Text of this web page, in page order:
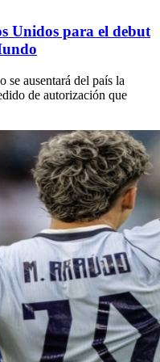
Unidos para el debut
se ausentará del país la
de autorización que